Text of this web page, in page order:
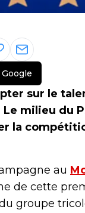
sur le
milieu du
la
au
de cette
groupe